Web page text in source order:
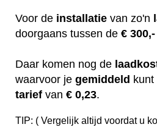
Voor de installatie van zo'n
doorgaans tussen de €
Daar komen nog de
waarvoor je gemiddeld kunt
tarief van € 0,23.
TIP: ( Vergelijk altijd voordat u